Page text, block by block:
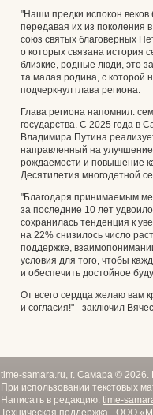
"Наши предки испокон
передавая их из поколения
союз святых благоверных
о которых связана история
близкие, родные люди, это
та малая родина, с которой
подчеркнул глава региона.
Глава региона напомнил:
государства. С 2025 года в
Владимира Путина
направленный на
рождаемости и повышение
Десятилетия многодетной
"Благодаря принимаемым
за последние 10 лет
сохранилась тенденция к
на 22% снизилось число
поддержке,
условия для того, чтобы
и обеспечить достойное
От всего сердца желаю вам
и согласия!" - заключил
time-samara.ru, г. Самара ©
При использовании текстовых
Написать в редакцию: time-
Техническая поддержка - ООО